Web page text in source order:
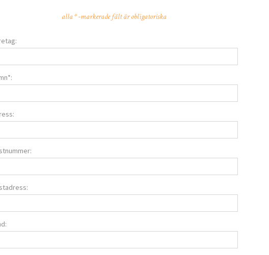
alla * -markerade fält är obligatoriska